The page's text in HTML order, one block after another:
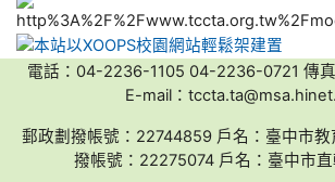
電話：04-2236-1105 04-2236-0721 傳
E-mail：
郵政劃撥帳號：22744859 戶名：臺中市教
撥帳號：22275074 戶名：臺中市